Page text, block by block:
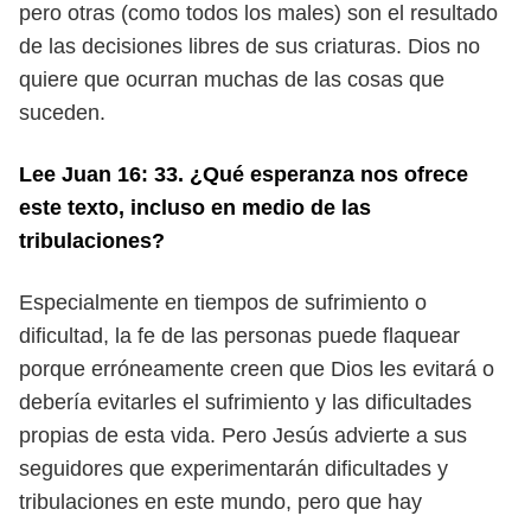
pero otras (como todos los males) son el resultado
de las decisiones libres de sus criaturas. Dios no
quiere que ocurran muchas de las cosas que
suceden.
Lee Juan 16: 33. ¿Qué esperanza nos ofrece
este texto, incluso en medio de las
tribulaciones?
Especialmente en tiempos de sufrimiento o
dificultad, la fe de las personas puede flaquear
porque erróneamente creen que Dios les evitará o
debería evitarles el sufrimiento y las dificultades
propias de esta vida. Pero Jesús advierte a sus
seguidores que experimentarán dificultades y
tribulaciones en este mundo, pero que hay